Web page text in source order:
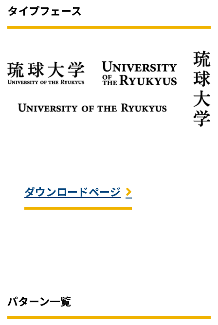
タイプフェース
ダウンロードページ
パターン一覧